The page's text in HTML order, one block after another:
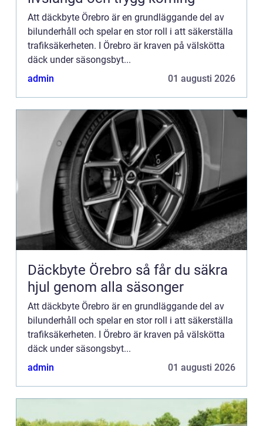
Att däckbyte Örebro är en grundläggande del av
bilunderhåll och spelar en stor roll i att säkerställa
trafiksäkerheten. I Örebro är kraven på välskötta
däck under säsongsbyt...
admin
01 augusti 2026
Däckbyte Örebro så får du säkra
hjul genom alla säsonger
Att däckbyte Örebro är en grundläggande del av
bilunderhåll och spelar en stor roll i att säkerställa
trafiksäkerheten. I Örebro är kraven på välskötta
däck under säsongsbyt...
admin
01 augusti 2026